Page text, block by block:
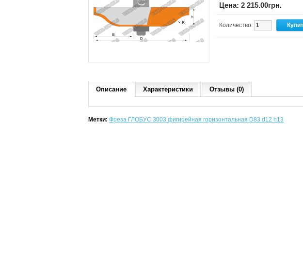
Цена: 2 215.00грн.
Количество:
Описание Характеристики Отзывы (0)
Метки: Фреза ГЛОБУС 3003 фигирейная горизонтальная D83 d12 h13